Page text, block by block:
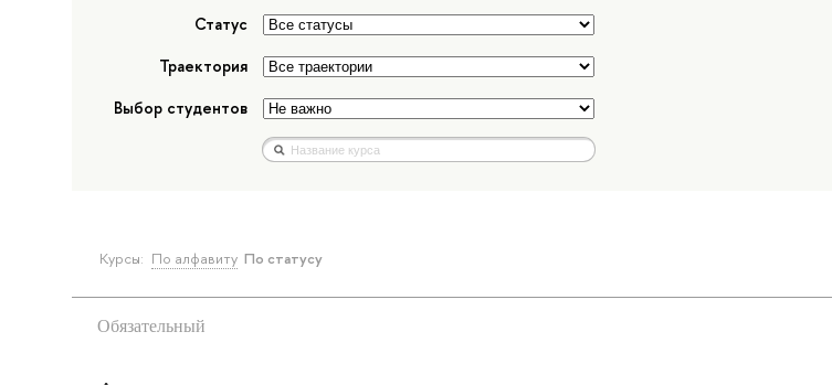
Статус
Траектория
Выбор студентов
Курсы: По алфавиту По статусу
Обязательный